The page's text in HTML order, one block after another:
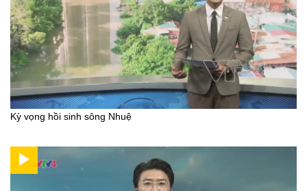
Kỳ vọng hồi sinh sông Nhuệ